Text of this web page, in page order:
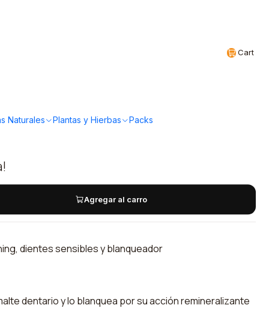
Cart
Naturales Plantas y Hierbas Packs
Desensibilizante
Agregar al carro
dientes sensibles y blanqueador
dentario y lo blanquea por su acción remineralizante